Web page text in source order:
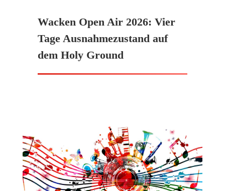
Wacken Open Air 2026: Vier
Tage Ausnahmezustand auf
dem Holy Ground